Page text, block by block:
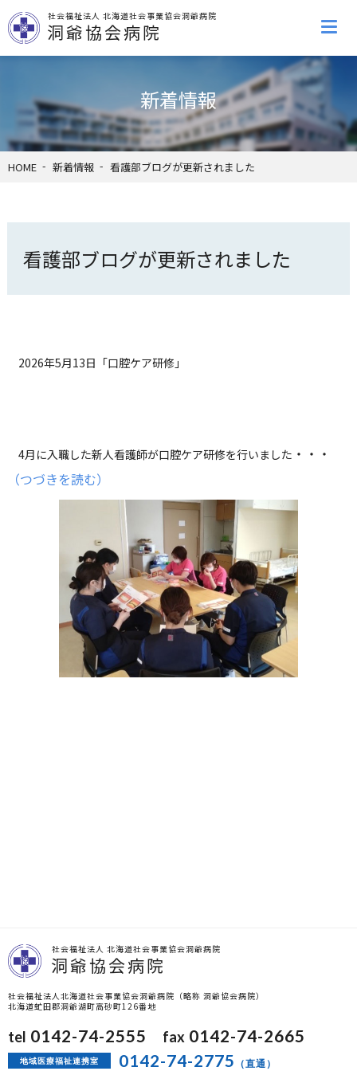
社会福祉法人 北海道社会事業協会洞爺病院
洞爺協会病院
新着情報
HOME 新着情報 看護部ブログが更新されました
看護部ブログが更新されました
2026年5月13日「口腔ケア研修」
4月に入職した新人看護師が口腔ケア研修を行いました ・ ・・
（つづきを読む）
社会福祉法人 北海道社会事業協会洞爺病院
洞爺協会病院
社会福祉法人北海道社会事業協会洞爺病院（略称 洞爺協会病院）
北海道虻田郡洞爺湖町高砂町126番地
tel 0142-74-2555 fax 0142-74-2665
地域医療福祉連携室 0142-74-2775 （直通）